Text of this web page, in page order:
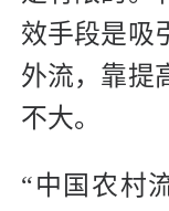
效手段是吸
外流，靠提
不大。
“中国农村